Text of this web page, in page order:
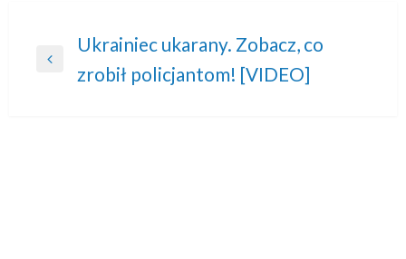
Nawigacja
wpisu
Previous
Ukrainiec ukarany. Zobacz, co
zrobił policjantom! [VIDEO]